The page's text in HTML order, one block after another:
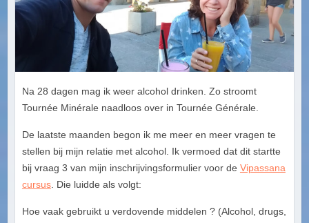
Na 28 dagen mag ik weer alcohol drinken. Zo stroomt
Tournée Minérale naadloos over in Tournée Générale.
De laatste maanden begon ik me meer en meer vragen te
stellen bij mijn relatie met alcohol. Ik vermoed dat dit startte
bij vraag 3 van mijn inschrijvingsformulier voor de Vipassana
cursus. Die luidde als volgt:
Hoe vaak gebruikt u verdovende middelen ? (Alcohol, drugs,